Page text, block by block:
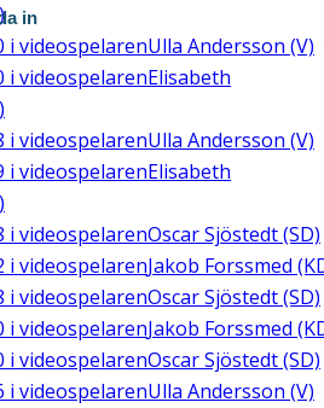
i videospelarenUlla Andersson (V)
i videospelarenElisabeth
i videospelarenUlla Andersson (V)
i videospelarenElisabeth
i videospelarenOscar Sjöstedt (SD)
i videospelarenJakob Forssmed
i videospelarenOscar Sjöstedt (SD)
i videospelarenJakob Forssmed
i videospelarenOscar Sjöstedt (SD)
i videospelarenUlla Andersson (V)
in